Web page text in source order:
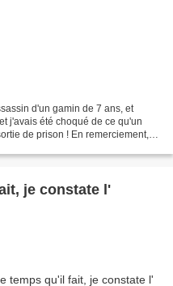
d'un gamin de 7 ans, et
j'avais été choqué de ce qu'un
de prison ! En remerciement, d'